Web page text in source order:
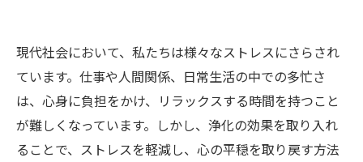
現代社会において、私たちは様々なストレスにさらされ
ています。仕事や人間関係、日常生活の中での多忙さ
は、心身に負担をかけ、リラックスする時間を持つこと
が難しくなっています。しかし、浄化の効果を取り入れ
ることで、ストレスを軽減し、心の平穏を取り戻す方法